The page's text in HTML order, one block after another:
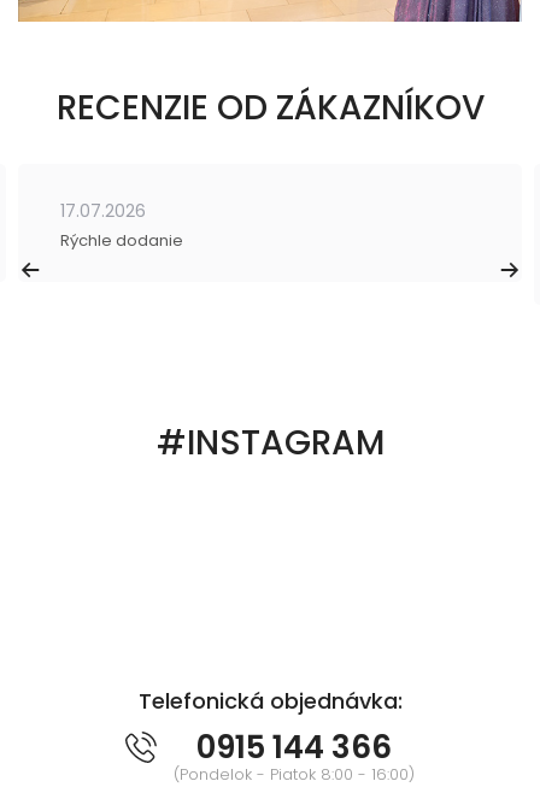
RECENZIE OD ZÁKAZNÍKOV
17.07.2026
Rýchle dodanie
#INSTAGRAM
Telefonická objednávka:
0915 144 366
(Pondelok - Piatok 8:00 - 16:00)